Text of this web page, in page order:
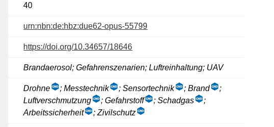
40
urn:nbn:de:hbz:due62-opus-55799
https://doi.org/10.34657/18646
Brandaerosol; Gefahrenszenarien; Luftreinhaltung; UAV
Drohne ; Messtechnik ; Sensortechnik ; Brand
;
Luftverschmutzung
; Gefahrstoff ; Schadgas
;
Arbeitssicherheit
; Zivilschutz